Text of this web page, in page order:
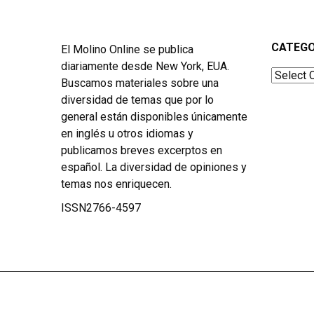
El Molino Online se publica
diariamente desde New York, EUA.
Buscamos materiales sobre una
diversidad de temas que por lo
general están disponibles únicamente
en inglés u otros idiomas y
publicamos breves excerptos en
español. La diversidad de opiniones y
temas nos enriquecen.
ISSN2766-4597